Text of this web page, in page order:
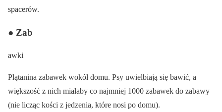
spacerów.
● Zab
awki
Plątanina zabawek wokół domu. Psy uwielbiają się bawić, a
większość z nich miałaby co najmniej 1000 zabawek do zabawy
(nie licząc kości z jedzenia, które nosi po domu).